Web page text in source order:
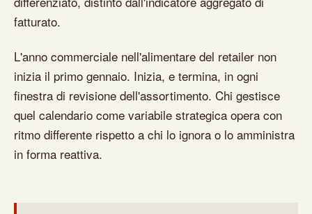
fatturato.
L'anno commerciale nell'alimentare del retailer non
inizia il primo gennaio. Inizia, e termina, in ogni
finestra di revisione dell'assortimento. Chi gestisce
quel calendario come variabile strategica opera con
ritmo differente rispetto a chi lo ignora o lo amministra
in forma reattiva.